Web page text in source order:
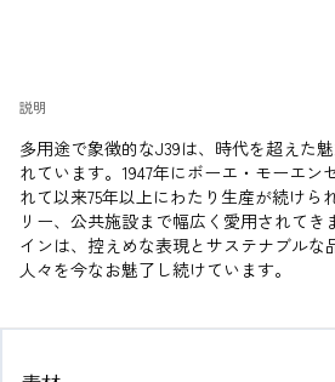
説明
多用途で象徴的なJ39は、時代を超えた
れています。1947年にボーエ・モーエン
れて以来75年以上にわたり生産が続けら
リー、公共施設まで幅広く愛用されて
インは、控えめな表現とサステナブルな
人々を今なお魅了し続けています。